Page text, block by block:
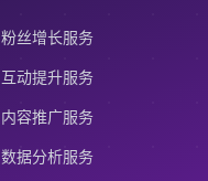
粉丝增长服务
互动提升服务
内容推广服务
数据分析服务